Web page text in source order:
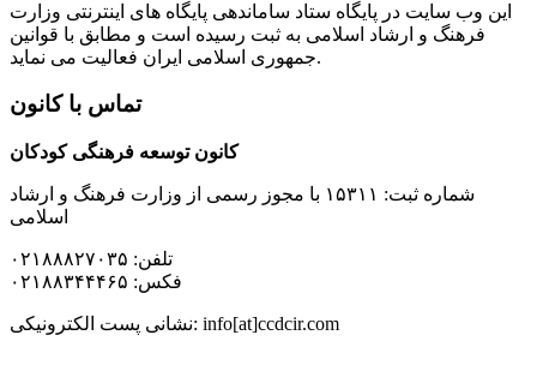
این وب سایت در پایگاه ستاد ساماندهی پایگاه های اینترنتی وزارت
فرهنگ و ارشاد اسلامی به ثبت رسیده است و مطابق با قوانین
جمهوری اسلامی ایران فعالیت می نماید.
تماس با کانون
کانون توسعه فرهنگی کودکان
شماره ثبت: ۱۵۳۱۱ با مجوز رسمی از وزارت فرهنگ و ارشاد
اسلامی
تلفن: ۰۲۱۸۸۸۲۷۰۳۵
فکس: ۰۲۱۸۸۳۴۴۴۶۵
نشانی پست الکترونیکی: info[at]ccdcir.com